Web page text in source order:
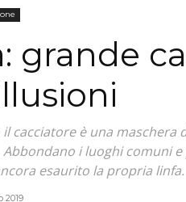
grande
cacciatore è una
i luoghi comuni
esaurito la propria linfa.
2019